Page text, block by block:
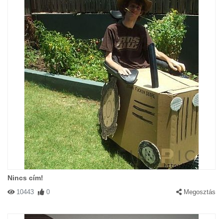
Nincs cím!
10443 0 Megosztás